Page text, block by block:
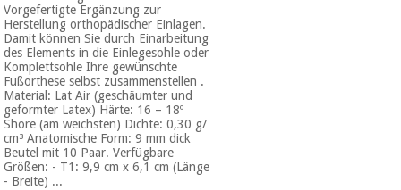
Vorgefertigte Ergänzung zur
Herstellung orthopädischer Einlagen.
Damit können Sie durch Einarbeitung
des Elements in die Einlegesohle oder
Komplettsohle Ihre gewünschte
Fußorthese selbst zusammenstellen .
Material: Lat Air (geschäumter und
geformter Latex) Härte: 16 – 18º
Shore (am weichsten) Dichte: 0,30 g/
cm³ Anatomische Form: 9 mm dick
Beutel mit 10 Paar. Verfügbare
Größen: - T1: 9,9 cm x 6,1 cm (Länge
- Breite) ...